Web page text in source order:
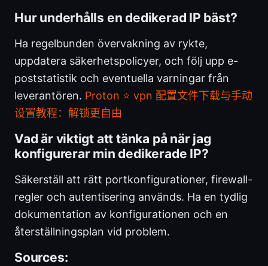
Hur underhålls en dedikerad IP bäst?
Ha regelbunden övervakning av rykte,
uppdatera säkerhetspolicyer, och följ upp e-
poststatistik och eventuella varningar från
leverantören. Proton ⭐ vpn 配置文件下载与手动
设置教程：解锁更自由
Vad är viktigt att tänka på när jag
konfigurerar min dedikerade IP?
Säkerställ att rätt portkonfigurationer, firewall-
regler och autentisering används. Ha en tydlig
dokumentation av konfigurationen och en
återställningsplan vid problem.
Sources: